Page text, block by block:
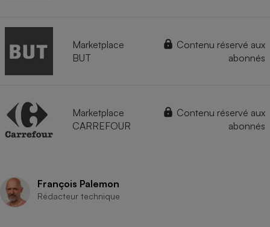
Marketplace
BUT
Contenu réservé aux
abonnés
Marketplace
CARREFOUR
Contenu réservé aux
abonnés
François Palemon
Rédacteur technique